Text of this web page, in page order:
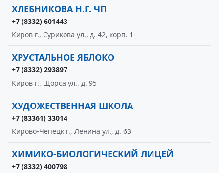
ХЛЕБНИКОВА Н.Г. ЧП
+7 (8332) 601443
Киров г., Сурикова ул., д. 42, корп. 1
ХРУСТАЛЬНОЕ ЯБЛОКО
+7 (8332) 293897
Киров г., Щорса ул., д. 95
ХУДОЖЕСТВЕННАЯ ШКОЛА
+7 (83361) 33014
Кирово-Чепецк г., Ленина ул., д. 63
ХИМИКО-БИОЛОГИЧЕСКИЙ ЛИЦЕЙ
+7 (8332) 400798